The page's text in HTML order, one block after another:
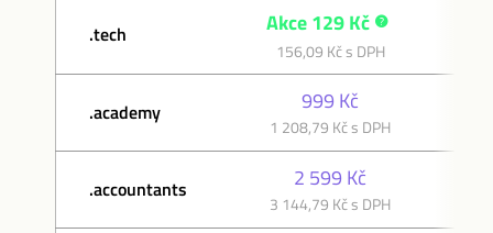
.tech Akce 129 Kč
156,09 Kč s DPH
.academy 999 Kč
1 208,79 Kč s DPH
.accountants 2 599 Kč
3 144,79 Kč s DPH